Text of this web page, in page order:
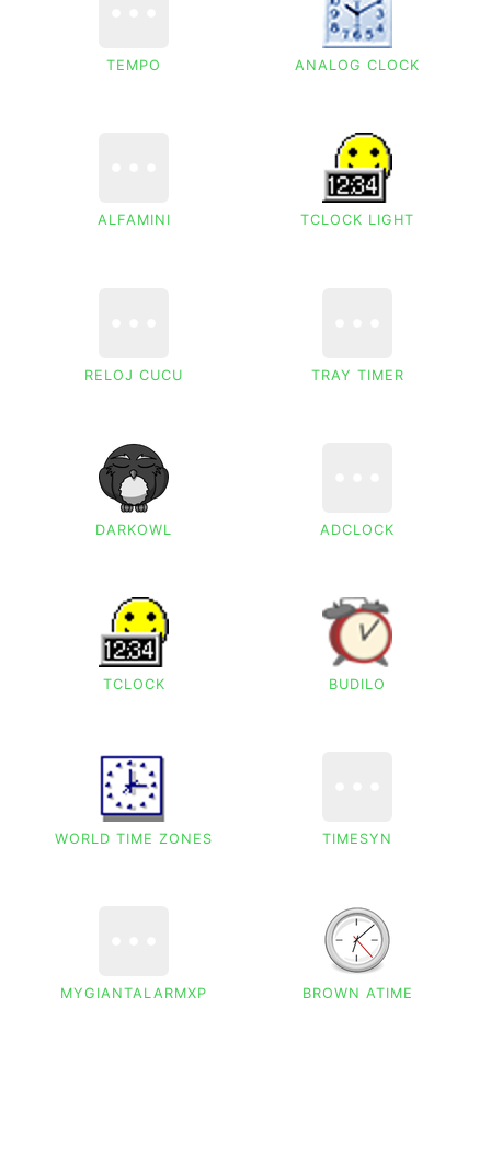
TEMPO ANALOG CLOCK
ALFAMINI TCLOCK LIGHT
RELOJ CUCU TRAY TIMER
DARKOWL ADCLOCK
TCLOCK BUDILO
WORLD TIME ZONES TIMESYN
MYGIANTALARMXP BROWN ATIME